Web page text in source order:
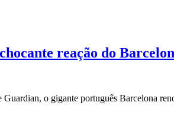
reação do
Guardian, o gigante português Barcelona